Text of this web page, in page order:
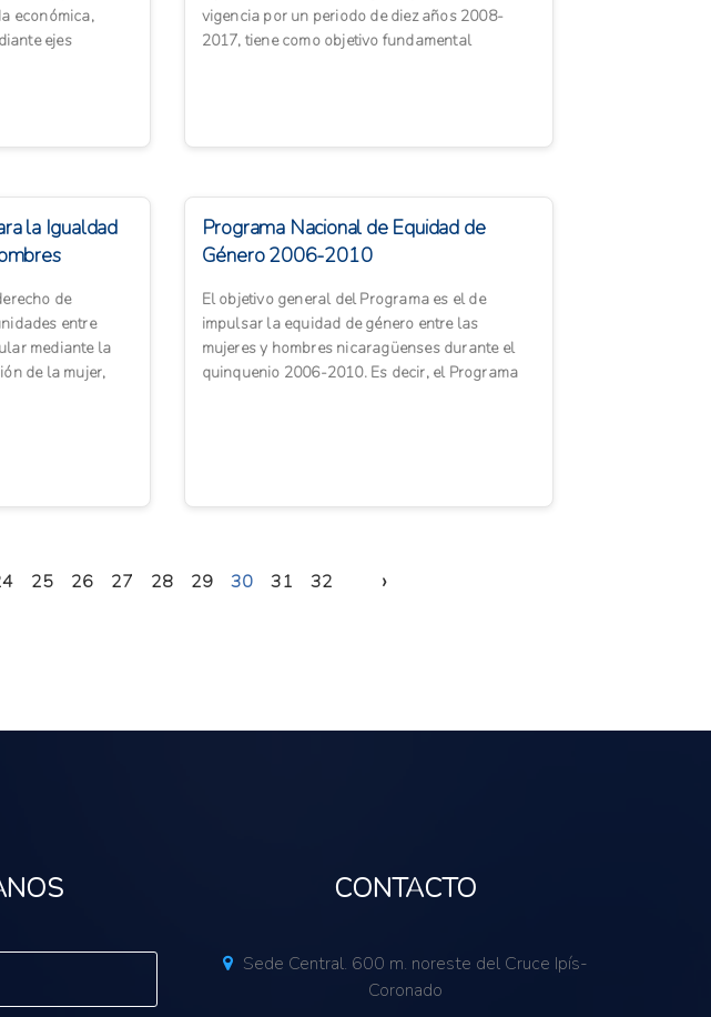
económica,
ejes
vigencia por un periodo de diez años 2008-
2017, tiene como objetivo fundamental
la Igualdad
de
entre
mediante la
de la mujer,
Programa Nacional de Equidad de
Género 2006-2010
El objetivo general del Programa es el de
impulsar la equidad de género entre las
mujeres y hombres nicara­güenses durante el
quinquenio 2006-2010. Es decir, el Programa
25 26 27 28 29 30 31 32 ›
CONTACTO
Sede Central. 600 m. noreste del Cruce Ipís-
Coronado